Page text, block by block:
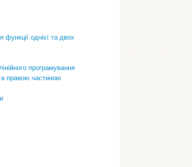
однієї та двох
програмування
та правою частиною